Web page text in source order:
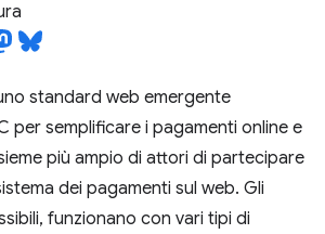
standard web emergente
per semplificare i pagamenti online e
più ampio di attori di partecipare
dei pagamenti sul web. Gli
funzionano con vari tipi di